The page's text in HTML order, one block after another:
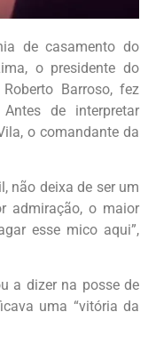
de casamento do
o presidente do
Barroso, fez
de interpretar
o comandante da
não deixa de ser um
admiração, o maior
esse mico aqui”,
a dizer na posse de
uma “vitória da